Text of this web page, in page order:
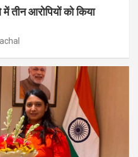
तीन आरोपियों को किया